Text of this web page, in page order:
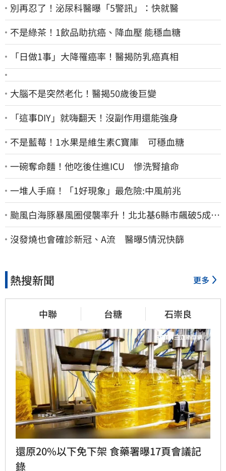
別再忍了！泌尿科醫曝「5警訊」：快就醫
不是綠茶！1飲品助抗癌、降血壓 能穩血糖
「日做1事」大降罹癌率！醫揭防乳癌真相
大腦不是突然老化！醫揭50歲後巨變
「這事DIY」就嗨翻天！沒副作用還能強身
不是藍莓！1水果是維生素C寶庫 可穩血糖
一碗奪命麵！他吃後住進ICU 慘洗腎搶命
一堆人手麻！「1好現象」最危險:中風前兆
颱風白海豚暴風圈侵襲率升！北北基6縣市飆破5成
1縣市「最高達67%」
沒發燒也會確診新冠、A流 醫曝5情況快篩
熱搜新聞 更多
中聯 台糖 石崇良
還原20%以下免下架 食藥署曝17頁會議記
錄